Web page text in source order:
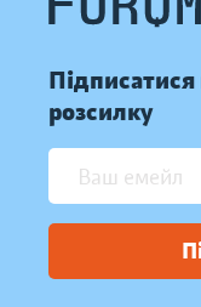
розсилку